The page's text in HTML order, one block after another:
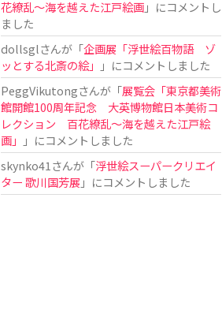
花繚乱～海を越えた江戸絵画」にコメントし
ました
dollsglさんが「企画展「浮世絵百物語 ゾ
ッとする北斎の絵」
」にコメントしました
PeggVikutongさんが「展覧会「東京都美術
館開館100周年記念 大英博物館日本美術コ
レクション 百花繚乱〜海を越えた江戸絵
画」
」にコメントしました
skynko41 さんが「浮世絵スーパークリエイ
ター 歌川国芳展 」にコメントしました